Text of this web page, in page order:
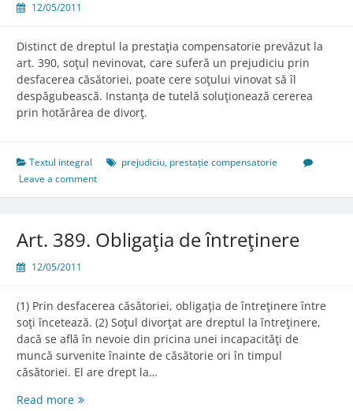
12/05/2011
Distinct de dreptul la prestaţia compensatorie prevăzut la
art. 390, soţul nevinovat, care suferă un prejudiciu prin
desfacerea căsătoriei, poate cere soţului vinovat să îl
despăgubească. Instanţa de tutelă soluţionează cererea
prin hotărârea de divorţ.
Textul integral prejudiciu, prestație compensatorie
Leave a comment
Art. 389. Obligaţia de întreţinere
12/05/2011
(1) Prin desfacerea căsătoriei, obligaţia de întreţinere între
soţi încetează. (2) Soţul divorţat are dreptul la întreţinere,
dacă se află în nevoie din pricina unei incapacităţi de
muncă survenite înainte de căsătorie ori în timpul
căsătoriei. El are drept la…
Read moreArt.